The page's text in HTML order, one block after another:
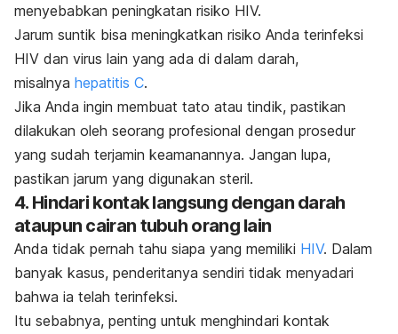
menyebabkan peningkatan risiko HIV.
Jarum suntik bisa meningkatkan risiko Anda terinfeksi
HIV dan virus lain yang ada di dalam darah,
misalnya hepatitis C.
Jika Anda ingin membuat tato atau tindik, pastikan
dilakukan oleh seorang profesional dengan prosedur
yang sudah terjamin keamanannya. Jangan lupa,
pastikan jarum yang digunakan steril.
4. Hindari kontak langsung dengan darah
ataupun cairan tubuh orang lain
Anda tidak pernah tahu siapa yang memiliki HIV. Dalam
banyak kasus, penderitanya sendiri tidak menyadari
bahwa ia telah terinfeksi.
Itu sebabnya, penting untuk menghindari kontak